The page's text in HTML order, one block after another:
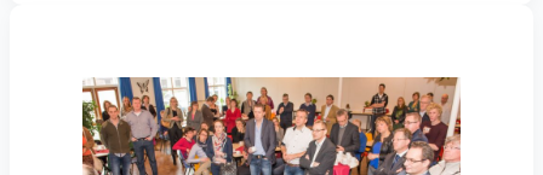
Coffee
Haren